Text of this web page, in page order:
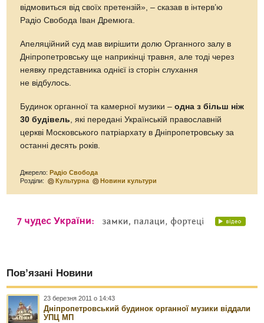
відмовиться від своїх претензій», – сказав в інтерв’ю
Радіо Свобода Іван Дремюга.
Апеляційний суд мав вирішити долю Органного залу в
Дніпропетровську ще наприкінці травня, але тоді через
неявку представника однієї із сторін слухання
не відбулось.
Будинок органної та камерної музики –одна з більш ніж
30 будівель, які передані Українській православній
церкві Московського патріархату в Дніпропетровську за
останні десять років.
Джерело:Радіо Свобода
Розділи:
Культурна Новини культури
Пов’язані Новини
23 березня 2011 о 14:43
Дніпропетровський будинок органної музики віддали
УПЦ МП